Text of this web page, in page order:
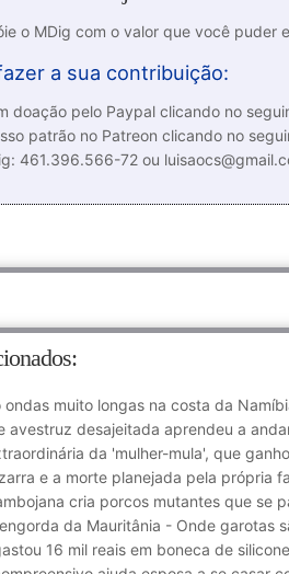
o MDig com o valor que você puder
a sua contribuição:
doação pelo Paypal clicando no
patrão no Patreon clicando no
461.396.566-72 ou
ondas muito longas na costa da
avestruz desajeitada aprendeu a
da 'mulher-mula', que
e a morte planejada pela própria
cria porcos mutantes que se
da Mauritânia - Onde garotas
16 mil reais em boneca de